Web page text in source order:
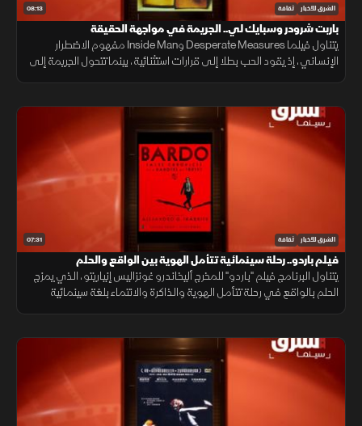
08:13 الشرق للأخبار ثقافة
باربت شرودر وسبايك لي.. الجريمة في مواجهة الحقيقة
يتناول فيلما Desperate Measures وInside Man مفهوم الاضطرار
الإنساني، إذ يقود الحب بطلا إلى قرارات استثنائية، بينما تتحول الجريمة إلى
07:31 الشرق للأخبار ثقافة
فيلم باردو.. رحلة سينمائية تتأمل الهوية بين الواقع والحلم
يتناول البرنامج فيلم "باردو" للمخرج أليخاندرو غونزاليس إنياريتو، الذي يمزج
الحلم بالواقع في رحلة تتأمل الهوية والذاكرة والانتماء بلغة سينمائية